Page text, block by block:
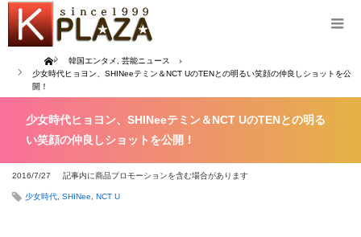
Home 韓国エンタメ
芸能ニュース
少女時代ヒョヨン、SHINeeテミン＆NCT UのTENとの明るい笑顔の仲良しショットを公
開！
少女時代ヒョヨン、SHINeeテミン＆NCT UのTENとの明る
い笑顔の仲良しショットを公開！
2016/7/27 記事内に商品プロモーションを含む場合があります
少女時代 SHINee NCT U